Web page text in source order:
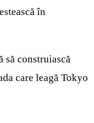
în
să construiască
care leagă Tokyo